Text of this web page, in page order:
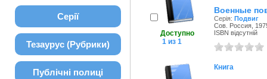
Серії
Тезаурус (Рубрики)
Публічні полиці
Доступно
1 из 1
Военные
Серія: Подвиг
Сов. Россия,
ISBN відсутній
Книга